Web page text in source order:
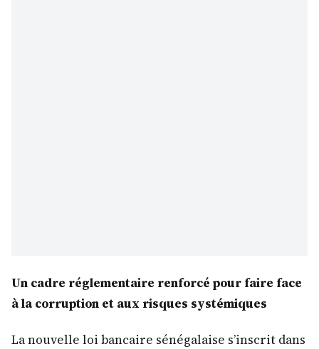
Un cadre réglementaire renforcé pour faire face
à la corruption et aux risques systémiques
La nouvelle loi bancaire sénégalaise s’inscrit dans